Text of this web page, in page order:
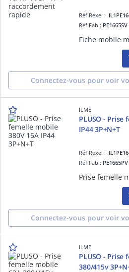
Réf Rexel :
Réf Fab : PE1665SV
Connectez-vous pour voir
ILME
PLUSO - Prise
IP44 3P+N+T
Réf Rexel :
Réf Fab : PE1665PV
Connectez-vous pour voir
ILME
PLUSO - Prise
380/415v